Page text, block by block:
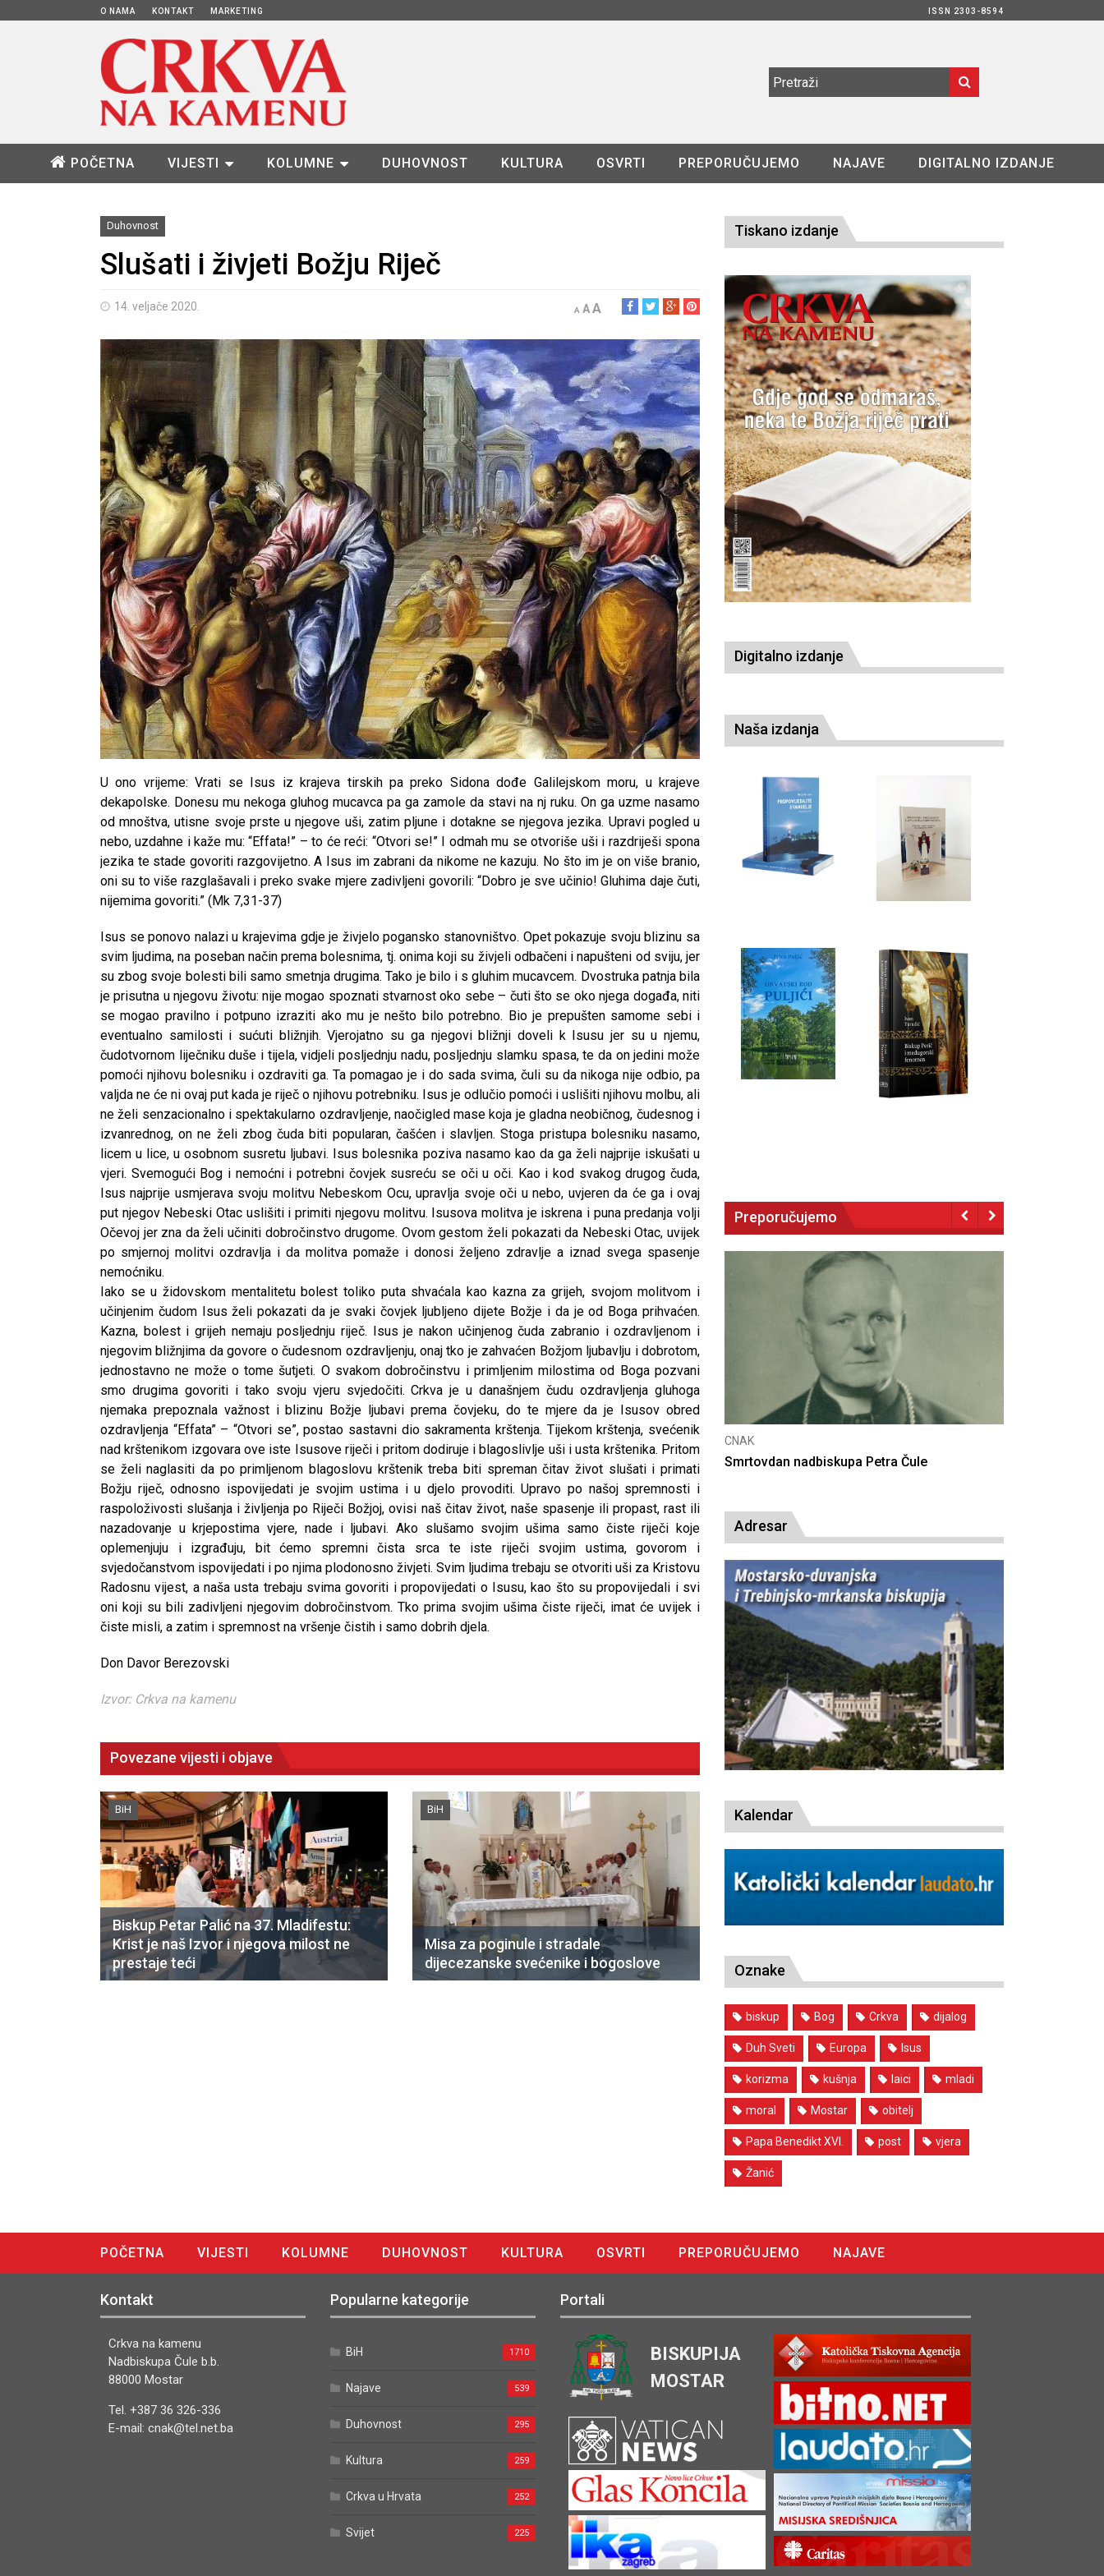
O NAMA KONTAKT MARKETING ISSN 2303-8594
POČETNA VIJESTI KOLUMNE DUHOVNOST KULTURA OSVRTI PREPORUČUJEMO NAJAVE DIGITALNO IZDANJE
Duhovnost
Slušati i živjeti Božju Riječ
14. veljače 2020. A AA
U ono vrijeme: Vrati se Isus iz krajeva tirskih pa preko Sidona dođe Galilejskom moru, u krajeve
dekapolske. Donesu mu nekoga gluhog mucavca pa ga zamole da stavi na nj ruku. On ga uzme nasamo
od mnoštva, utisne svoje prste u njegove uši, zatim pljune i dotakne se njegova jezika. Upravi pogled u
nebo, uzdahne i kaže mu: “Effata!” – to će reći: “Otvori se!” I odmah mu se otvoriše uši i razdriješi spona
jezika te stade govoriti razgovijetno. A Isus im zabrani da nikome ne kazuju. No što im je on više branio,
oni su to više razglašavali i preko svake mjere zadivljeni govorili: “Dobro je sve učinio! Gluhima daje čuti,
nijemima govoriti.” (Mk 7,31-37)
Isus se ponovo nalazi u krajevima gdje je živjelo pogansko stanovništvo. Opet pokazuje svoju blizinu sa
svim ljudima, na poseban način prema bolesnima, tj. onima koji su živjeli odbačeni i napušteni od sviju, jer
su zbog svoje bolesti bili samo smetnja drugima. Tako je bilo i s gluhim mucavcem. Dvostruka patnja bila
je prisutna u njegovu životu: nije mogao spoznati stvarnost oko sebe – čuti što se oko njega događa, niti
se mogao pravilno i potpuno izraziti ako mu je nešto bilo potrebno. Bio je prepušten samome sebi i
eventualno samilosti i sućuti bližnjih. Vjerojatno su ga njegovi bližnji doveli k Isusu jer su u njemu,
čudotvornom liječniku duše i tijela, vidjeli posljednju nadu, posljednju slamku spasa, te da on jedini može
pomoći njihovu bolesniku i ozdraviti ga. Ta pomagao je i do sada svima, čuli su da nikoga nije odbio, pa
valjda ne će ni ovaj put kada je riječ o njihovu potrebniku. Isus je odlučio pomoći i uslišiti njihovu molbu, ali
ne želi senzacionalno i spektakularno ozdravljenje, naočigled mase koja je gladna neobičnog, čudesnog i
izvanrednog, on ne želi zbog čuda biti popularan, čašćen i slavljen. Stoga pristupa bolesniku nasamo,
licem u lice, u osobnom susretu ljubavi. Isus bolesnika poziva nasamo kao da ga želi najprije iskušati u
vjeri. Svemogući Bog i nemoćni i potrebni čovjek susreću se oči u oči. Kao i kod svakog drugog čuda,
Isus najprije usmjerava svoju molitvu Nebeskom Ocu, upravlja svoje oči u nebo, uvjeren da će ga i ovaj
put njegov Nebeski Otac uslišiti i primiti njegovu molitvu. Isusova molitva je iskrena i puna predanja volji
Očevoj jer zna da želi učiniti dobročinstvo drugome. Ovom gestom želi pokazati da Nebeski Otac, uvijek
po smjernoj molitvi ozdravlja i da molitva pomaže i donosi željeno zdravlje a iznad svega spasenje
nemoćniku.
Iako se u židovskom mentalitetu bolest toliko puta shvaćala kao kazna za grijeh, svojom molitvom i
učinjenim čudom Isus želi pokazati da je svaki čovjek ljubljeno dijete Božje i da je od Boga prihvaćen.
Kazna, bolest i grijeh nemaju posljednju riječ. Isus je nakon učinjenog čuda zabranio i ozdravljenom i
njegovim bližnjima da govore o čudesnom ozdravljenju, onaj tko je zahvaćen Božjom ljubavlju i dobrotom,
jednostavno ne može o tome šutjeti. O svakom dobročinstvu i primljenim milostima od Boga pozvani
smo drugima govoriti i tako svoju vjeru svjedočiti. Crkva je u današnjem čudu ozdravljenja gluhoga
njemaka prepoznala važnost i blizinu Božje ljubavi prema čovjeku, do te mjere da je Isusov obred
ozdravljenja “Effata” – “Otvori se”, postao sastavni dio sakramenta krštenja. Tijekom krštenja, svećenik
nad krštenikom izgovara ove iste Isusove riječi i pritom dodiruje i blagoslivlje uši i usta krštenika. Pritom
se želi naglasiti da po primljenom blagoslovu krštenik treba biti spreman čitav život slušati i primati
Božju riječ, odnosno ispovijedati je svojim ustima i u djelo provoditi. Upravo po našoj spremnosti i
raspoloživosti slušanja i življenja po Riječi Božjoj, ovisi naš čitav život, naše spasenje ili propast, rast ili
nazadovanje u krjepostima vjere, nade i ljubavi. Ako slušamo svojim ušima samo čiste riječi koje
oplemenjuju i izgrađuju, bit ćemo spremni čista srca te iste riječi svojim ustima, govorom i
svjedočanstvom ispovijedati i po njima plodonosno živjeti. Svim ljudima trebaju se otvoriti uši za Kristovu
Radosnu vijest, a naša usta trebaju svima govoriti i propovijedati o Isusu, kao što su propovijedali i svi
oni koji su bili zadivljeni njegovim dobročinstvom. Tko prima svojim ušima čiste riječi, imat će uvijek i
čiste misli, a zatim i spremnost na vršenje čistih i samo dobrih djela.
Don Davor Berezovski
Izvor: Crkva na kamenu
Povezane vijesti i objave
BiH
Biskup Petar Palić na 37. Mladifestu:
Krist je naš Izvor i njegova milost ne
prestaje teći
BiH
Misa za poginule i stradale
dijecezanske svećenike i bogoslove
Tiskano izdanje
Digitalno izdanje
Naša izdanja
Preporučujemo
CNAK
Kad se nasilje pretvara u optužnicu Smrtovdan nadbiskupa Petra Čule
CNAK
Deseta obljetnica poništenja komunističke
Adresar
Kalendar
Oznake
biskup Bog Crkva dijalog
Duh Sveti Europa Isus
korizma kušnja laici mladi
moral Mostar obitelj
Papa Benedikt XVI. post vjera
Žanić
POČETNA VIJESTI KOLUMNE DUHOVNOST KULTURA OSVRTI PREPORUČUJEMO
NAJAVE
Kontakt
Crkva na kamenu
Nadbiskupa Čule b.b.
88000 Mostar
Tel. +387 36 326-336
E-mail: cnak@tel.net.ba
Popularne kategorije
BiH 1710
Najave 539
Duhovnost 295
Kultura 259
Crkva u Hrvata 252
Svijet 225
Portali
BISKUPIJA
MOSTAR